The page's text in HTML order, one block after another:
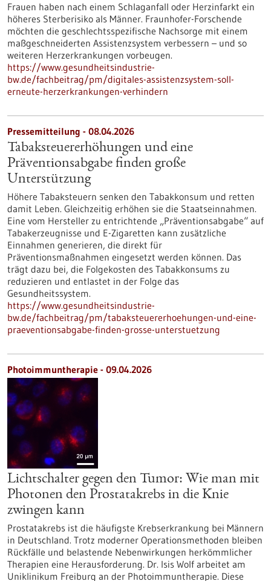
Frauen haben nach einem Schlaganfall oder Herzinfarkt ein
höheres Sterberisiko als Männer. Fraunhofer-Forschende
möchten die geschlechtsspezifische Nachsorge mit einem
maßgeschneiderten Assistenzsystem verbessern – und so
weiteren Herzerkrankungen vorbeugen.
https://www.gesundheitsindustrie-
bw.de/fachbeitrag/pm/digitales-assistenzsystem-soll-
erneute-herzerkrankungen-verhindern
Pressemitteilung - 08.04.2026
Tabaksteuererhöhungen und eine
Präventionsabgabe finden große
Unterstützung
Höhere Tabaksteuern senken den Tabakkonsum und retten
damit Leben. Gleichzeitig erhöhen sie die Staatseinnahmen.
Eine vom Hersteller zu entrichtende „Präventionsabgabe“ auf
Tabakerzeugnisse und E-Zigaretten kann zusätzliche
Einnahmen generieren, die direkt für
Präventionsmaßnahmen eingesetzt werden können. Das
trägt dazu bei, die Folgekosten des Tabakkonsums zu
reduzieren und entlastet in der Folge das
Gesundheitssystem.
https://www.gesundheitsindustrie-
bw.de/fachbeitrag/pm/tabaksteuererhoehungen-und-eine-
praeventionsabgabe-finden-grosse-unterstuetzung
Photoimmuntherapie - 09.04.2026
Lichtschalter gegen den Tumor: Wie man mit
Photonen den Prostatakrebs in die Knie
zwingen kann
Prostatakrebs ist die häufigste Krebserkrankung bei Männern
in Deutschland. Trotz moderner Operationsmethoden bleiben
Rückfälle und belastende Nebenwirkungen herkömmlicher
Therapien eine Herausforderung. Dr. Isis Wolf arbeitet am
Uniklinikum Freiburg an der Photoimmuntherapie. Diese